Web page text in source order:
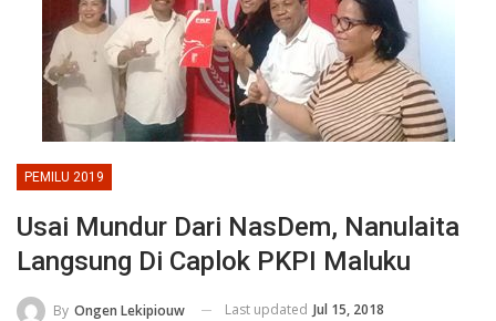
PEMILU 2019
Usai Mundur Dari NasDem, Nanulaita
Langsung Di Caplok PKPI Maluku
By Ongen Lekipiouw Last updated Jul 15, 2018